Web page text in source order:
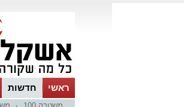
ראשי חדשות